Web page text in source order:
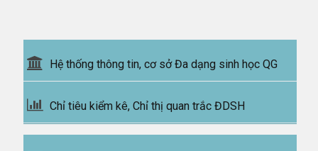
Hệ thống thông tin, cơ sở Đa dạng sinh học QG
Chỉ tiêu kiểm kê, Chỉ thị quan trắc ĐDSH